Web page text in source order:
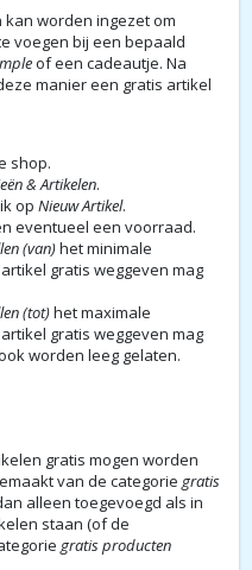
kan worden ingezet om
voegen bij een bepaald
of een cadeautje. Na
manier een gratis artikel
shop.
& Artikelen.
op Nieuw Artikel.
eventueel een voorraad.
(van)het minimale
gratis weggeven mag
(tot)het maximale
gratis weggeven mag
worden leeg gelaten.
gratis mogen worden
van de categorie gratis
alleen toegevoegd als in
staan (of de
gratis producten